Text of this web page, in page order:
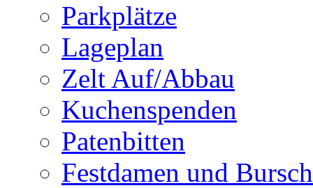
Parkplätze
Lageplan
Zelt Auf/Abbau
Kuchenspenden
Patenbitten
Festdamen und